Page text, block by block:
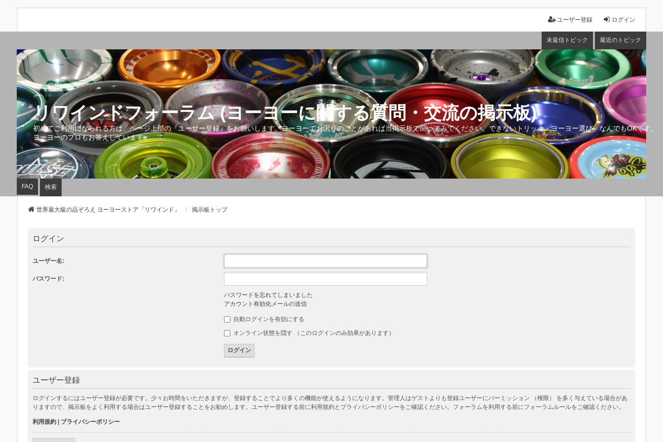
ログイン
ユーザー登録
未返信トピック 最近のトピック
リワインドフォーラム (ヨーヨーに関する質問・交流の掲示板)
初めてご利用になられる方は、ページ上部の『ユーザー登録』をお願いします。ヨーヨーでお困りのことがあれば当掲示板で聞いてみてください。できないトリック・ヨーヨー選び、なんでもOKです。
ヨーヨーのプロもお答えしています。
FAQ 検索
世界最大級の品ぞろえ ヨーヨーストア「リワインド」 掲示板トップ
ログイン
ユーザー名:
パスワード:
パスワードを忘れてしまいました
アカウント有効化メールの送信
自動ログインを有効にする
オンライン状態を隠す （このログインのみ効果があります）
ユーザー登録
ログインするにはユーザー登録が必要です。少々お時間をいただきますが、登録することでより多くの機能が使えるようになります。管理人はゲストよりも登録ユーザーにパーミッション （権限） を多く与えている場合があ
りますので、掲示板をよく利用する場合はユーザー登録することをお勧めします。ユーザー登録する前に利用規約とプライバシーポリシーをご確認ください。フォーラムを利用する前にフォーラムルールをご確認ください。
利用規約| プライバシーポリシー